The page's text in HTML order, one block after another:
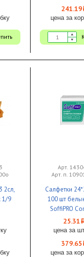
241.19
цена за
2сл,
1/9
Арт.
Арт. п.
Салфетки
100 шт
SoffiPRO
25.31
цена за
379.65
цена за